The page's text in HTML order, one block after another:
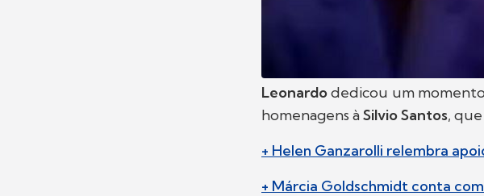
Leonardodedicou um
homenagens àSilvio Santos,
+ Helen Ganzarolli relembra
+ Márcia Goldschmidt conta